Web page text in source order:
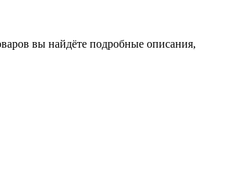
вы найдёте подробные описания,